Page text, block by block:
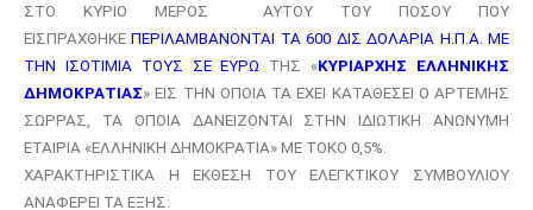
ΣΤΟ ΚΥΡΙΟ ΜΕΡΟΣ ΑΥΤΟΥ ΤΟΥ ΠΟΣΟΥ ΠΟΥ
ΕΙΣΠΡΑΧΘΗΚΕΠΕΡΙΛΑΜΒΑΝΟΝΤΑΙ ΤΑ 600 ΔΙΣ ΔΟΛΑΡΙΑ Η.Π.Α. ΜΕ
ΤΗΝ ΙΣΟΤΙΜΙΑ ΤΟΥΣ ΣΕ ΕΥΡΩ ΤΗΣ «ΚΥΡΙΑΡΧΗΣ ΕΛΛΗΝΙΚΗΣ
ΔΗΜΟΚΡΑΤΙΑΣ» ΕΙΣ ΤΗΝ ΟΠΟΙΑ ΤΑ ΕΧΕΙ ΚΑΤΑΘΕΣΕΙ Ο ΑΡΤΕΜΗΣ
ΣΩΡΡΑΣ, ΤΑ ΟΠΟΙΑ ΔΑΝΕΙΖΟΝΤΑΙ ΣΤΗΝ ΙΔΙΩΤΙΚΗ ΑΝΩΝΥΜΗ
ΕΤΑΙΡΙΑ «ΕΛΛΗΝΙΚΗ ΔΗΜΟΚΡΑΤΙΑ» ΜΕ ΤΟΚΟ 0,5%.
ΧΑΡΑΚΤΗΡΙΣΤΙΚΑ Η ΕΚΘΕΣΗ ΤΟΥ ΕΛΕΓΚΤΙΚΟΥ ΣΥΜΒΟΥΛΙΟΥ
ΑΝΑΦΕΡΕΙ ΤΑ ΕΞΗΣ: